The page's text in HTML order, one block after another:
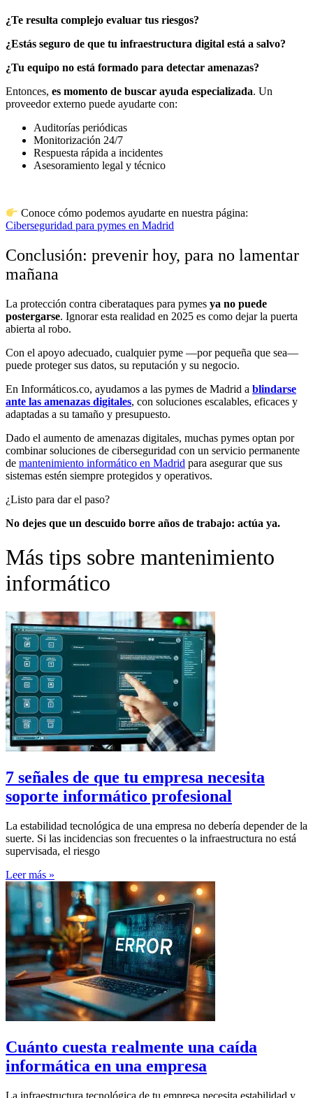
¿Te resulta complejo evaluar tus riesgos?
¿Estás seguro de que tu infraestructura digital está a salvo?
¿Tu equipo no está formado para detectar amenazas?
Entonces, es momento de buscar ayuda especializada. Un
proveedor externo puede ayudarte con:
Auditorías periódicas
Monitorización 24/7
Respuesta rápida a incidentes
Asesoramiento legal y técnico
Conoce cómo podemos ayudarte en nuestra página:
Ciberseguridad para pymes en Madrid
Conclusión: prevenir hoy, para no lamentar
mañana
La protección contra ciberataques para pymes ya no puede
postergarse. Ignorar esta realidad en 2025 es como dejar la puerta
abierta al robo.
Con el apoyo adecuado, cualquier pyme —por pequeña que sea—
puede proteger sus datos, su reputación y su negocio.
En Informáticos.co, ayudamos a las pymes de Madrid a blindarse
ante las amenazas digitales, con soluciones escalables, eficaces y
adaptadas a su tamaño y presupuesto.
Dado el aumento de amenazas digitales, muchas pymes optan por
combinar soluciones de ciberseguridad con un servicio permanente
de mantenimiento informático en Madrid para asegurar que sus
sistemas estén siempre protegidos y operativos.
¿Listo para dar el paso?
No dejes que un descuido borre años de trabajo: actúa ya.
Más tips sobre mantenimiento
informático
7 señales de que tu empresa necesita
soporte informático profesional
La estabilidad tecnológica de una empresa no debería depender de la
suerte. Si las incidencias son frecuentes o la infraestructura no está
supervisada, el riesgo
Leer más »
Cuánto cuesta realmente una caída
informática en una empresa
La infraestructura tecnológica de tu empresa necesita estabilidad y